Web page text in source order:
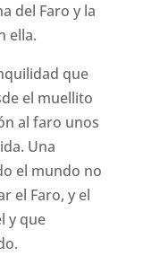
del Faro y la
ella.
que
el muellito
al faro unos
Una
el mundo no
el Faro, y el
y que